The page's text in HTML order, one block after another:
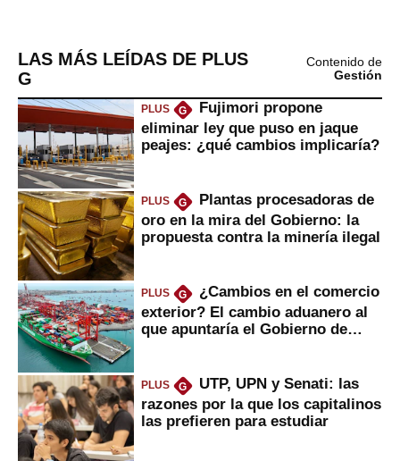
LAS MÁS LEÍDAS DE PLUS
G
Contenido de
Gestión
PLUS G
Fujimori propone
eliminar ley que puso en jaque
peajes: ¿qué cambios implicaría?
PLUS G
Plantas procesadoras de
oro en la mira del Gobierno: la
propuesta contra la minería ilegal
PLUS G
¿Cambios en el comercio
exterior? El cambio aduanero al
que apuntaría el Gobierno de
PLUS G
UTP, UPN y Senati: las
razones por la que los capitalinos
las prefieren para estudiar